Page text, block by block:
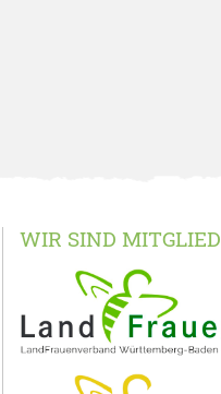
WIR SIND MITGLIED